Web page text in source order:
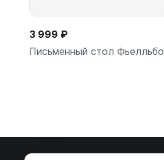
В корзину
3 999 ₽
Письменный стол Фьелльбо